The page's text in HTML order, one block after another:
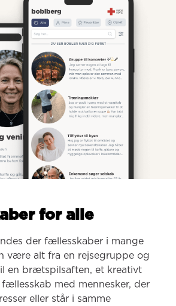
for alle
der fællesskaber i mange
være alt fra en rejsegruppe og
en brætspilsaften, et kreativt
med mennesker, der
eller står i samme